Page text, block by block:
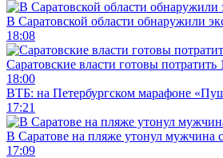
В Саратовской области обнаружили
18:08
Саратовские власти готовы
18:00
ВТБ: на Петербургском марафоне
17:21
В Саратове на пляже утонул мужчина
17:09